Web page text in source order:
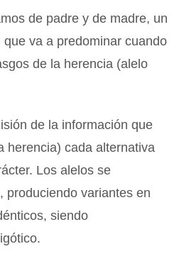
de padre y de madre, un
va a predominar cuando
de la herencia (alelo
de la información que
herencia) cada alternativa
Los alelos se
produciendo variantes en
siendo